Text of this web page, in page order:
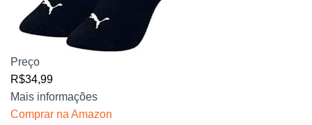
Preço
R$34,99
Mais informações
Comprar na Amazon